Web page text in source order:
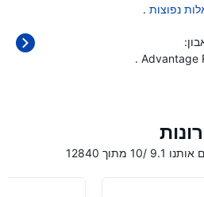
נפוצות .
Advantage
.
מתוך 12840